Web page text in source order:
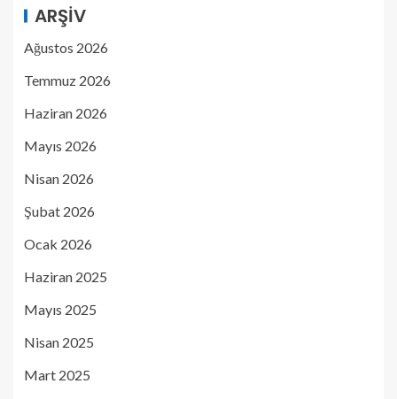
ARŞIV
Ağustos 2026
Temmuz 2026
Haziran 2026
Mayıs 2026
Nisan 2026
Şubat 2026
Ocak 2026
Haziran 2025
Mayıs 2025
Nisan 2025
Mart 2025